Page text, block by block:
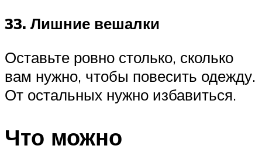
33. Лишние вешалки
Оставьте ровно столько, сколько
вам нужно, чтобы повесить одежду.
От остальных нужно избавиться.
Что можно